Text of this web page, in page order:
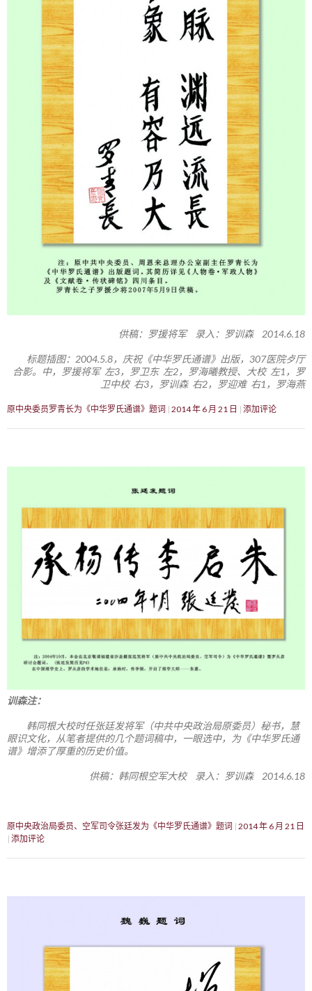
供稿：罗援将军 录入：罗训森 2014.6.18
标题插图：2004.5.8，庆祝《中华罗氏通谱》出版，307医院歺厅
合影。中，罗援将军 左3，罗卫东 左2，罗海曦教授、大校 左1，罗
卫中校 右3，罗训森 右2，罗迎难 右1，罗海燕
原中央委员罗青长为《中华罗氏通谱》题词 2014 年 6 月 21 日 添加评论
训森注：
韩同根大校时任张廷发将军（中共中央政治局原委员）秘书，慧
眼识文化，从笔者提供的几个题词稿中，一眼选中，为《中华罗氏通
谱》增添了厚重的历史价值。
供稿：韩同根空军大校 录入：罗训森 2014.6.18
原中央政治局委员、空军司令张廷发为《中华罗氏通谱》题词 2014 年 6 月 21 日
添加评论